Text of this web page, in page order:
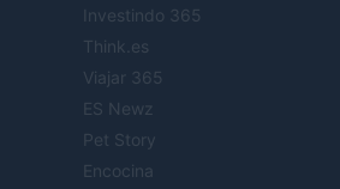
Investindo 365
Think.es
Viajar 365
ES Newz
Pet Story
Encocina